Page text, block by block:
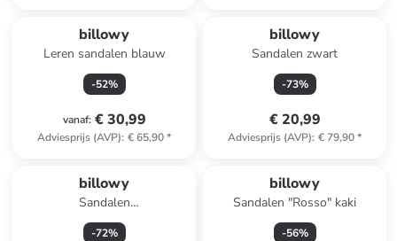
billowy
Leren sandalen blauw
-52%
vanaf: € 30,99
Adviesprijs (AVP): € 65,90*
billowy
Sandalen zwart
-73%
€ 20,99
Adviesprijs (AVP): € 79,90*
billowy
Sandalen
goudkleurig/meerkleurig
-72%
billowy
Sandalen "Rosso" kaki
-56%